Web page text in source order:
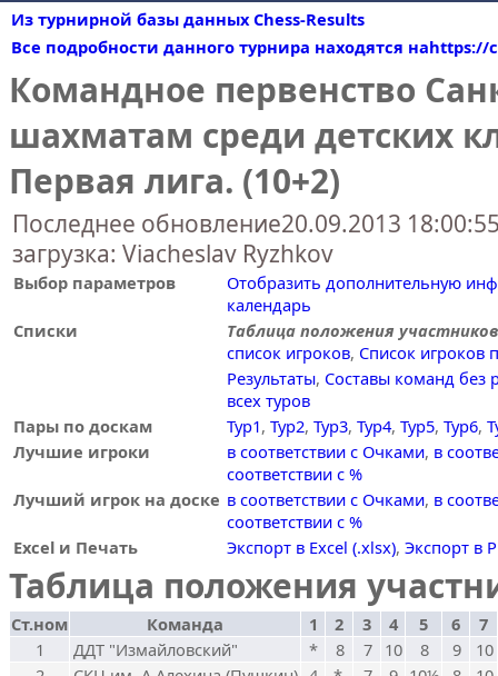
Из турнирной базы данных Chess-Results
Все подробности данного турнира находятся наhttps://
Командное первенство
шахматам среди детских
Первая лига. (10+2)
Последнее обновление20.09.2013
загрузка: Viacheslav Ryzhkov
Выбор параметров
Отобразить дополнительную
календарь
Списки
Таблица положения участников
список игроков, Список игроков
Результаты, Составы команд без
всех туров
Пары по доскам
Тур1, Тур2, Тур3, Тур4, Тур5, Тур6,
Лучшие игроки
в соответствии с Очками, в
соответствии с %
Лучший игрок на доске в соответствии с Очками, в
соответствии с %
Excel и Печать
Экспорт в Excel (.xlsx), Экспорт в
Таблица положения
Ст.ном Команда 1 2 3 4 5 6
7
1
ДДТ "Измайловский" * 8 7 10 8 9
10